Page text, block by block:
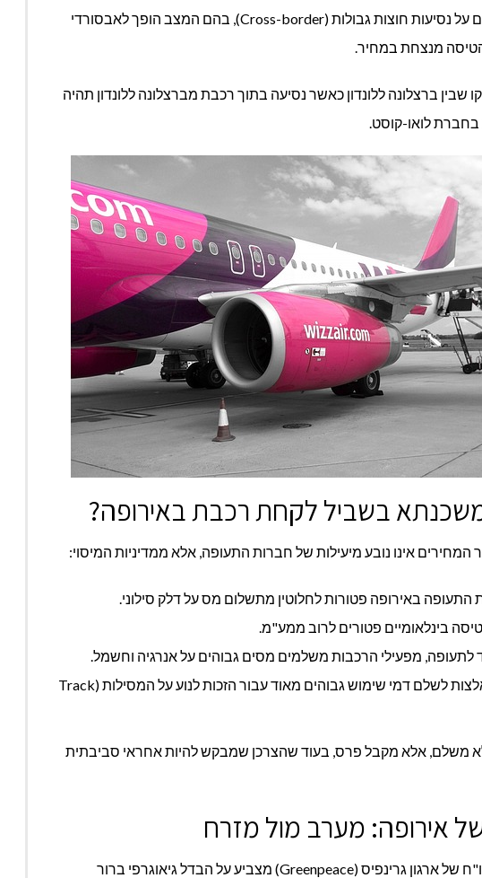
ההבדל מתחדד כאשר מסתכלים על נסיעות חוצות גבולות (Cross-border), בהם המצב הופך לאבסורדי
שבין ברצלונה ללונדון כאשר נסיעה בתוך רכבת מברצלונה ללונדון תהיה
בשביל לקחת רכבת באירופה?
התעופה באירופה פטורות לחלוטין מתשלום מס על דלק סילוני.
בינלאומיים פטורים לרוב ממע"מ.
לתעופה, מפעילי הרכבות משלמים מסים גבוהים על אנרגיה וחשמל.
בנוסף, חברות הרכבת נאלצות לשלם דמי שימוש גבוהים מאוד עבור הזכות לנוע על המסילות (Track
משלם, אלא מקבל פרס, בעוד שהצרכן שמבקש להיות אחראי סביבתית
אירופה: מערב מול מזרח
לפי המומחים של Railways, הדו"ח של ארגון גרינפיס (Greenpeace) מצביע על הבדל גיאוגרפי ברור